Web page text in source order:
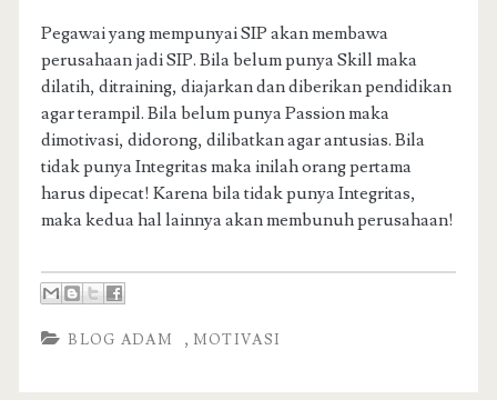
Pegawai yang mempunyai SIP akan membawa
perusahaan jadi SIP. Bila belum punya Skill maka
dilatih, ditraining, diajarkan dan diberikan pendidikan
agar terampil. Bila belum punya Passion maka
dimotivasi, didorong, dilibatkan agar antusias. Bila
tidak punya Integritas maka inilah orang pertama
harus dipecat! Karena bila tidak punya Integritas,
maka kedua hal lainnya akan membunuh perusahaan!
BLOG ADAM , MOTIVASI